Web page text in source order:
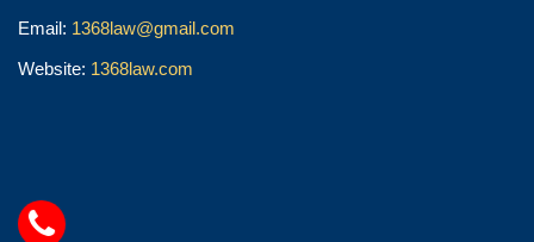
Email: 1368law@gmail.com
Website: 1368law.com